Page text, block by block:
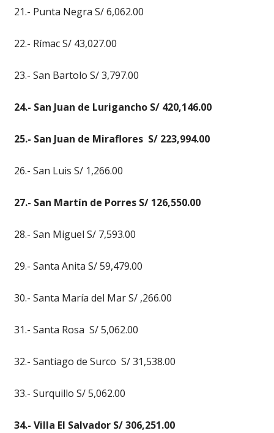
21.- Punta Negra S/ 6,062.00
22.- Rímac S/ 43,027.00
23.- San Bartolo S/ 3,797.00
24.- San Juan de Lurigancho S/ 420,146.00
25.- San Juan de Miraflores S/ 223,994.00
26.- San Luis S/ 1,266.00
27.- San Martín de Porres S/ 126,550.00
28.- San Miguel S/ 7,593.00
29.- Santa Anita S/ 59,479.00
30.- Santa María del Mar S/ ,266.00
31.- Santa Rosa S/ 5,062.00
32.- Santiago de Surco S/ 31,538.00
33.- Surquillo S/ 5,062.00
34.- Villa El Salvador S/ 306,251.00